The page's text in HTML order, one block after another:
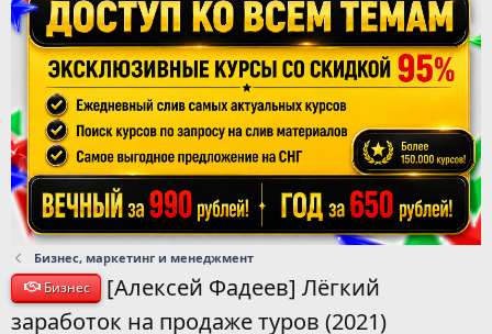
Бизнес, маркетинг и менеджмент
Бизнес
[Алексей Фадеев] Лёгкий
заработок на продаже туров (2021)